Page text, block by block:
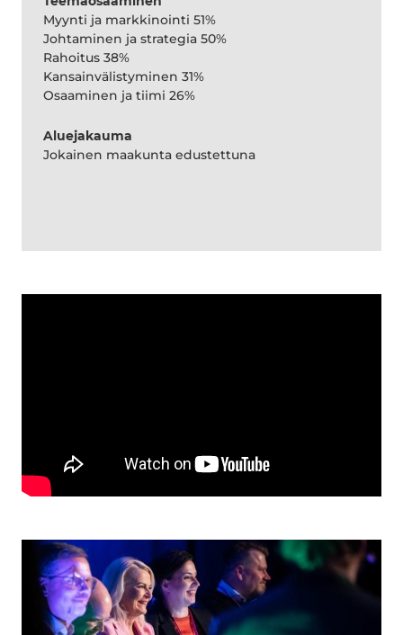
Myynti ja markkinointi 51%
Johtaminen ja strategia 50%
Rahoitus 38%
Kansainvälistyminen 31%
Osaaminen ja tiimi 26%
Aluejakauma
Jokainen maakunta edustettuna